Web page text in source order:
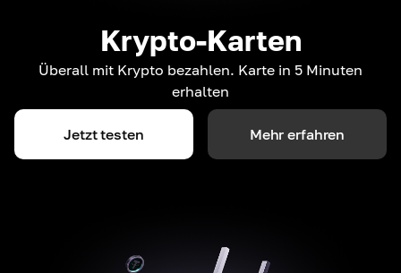
Krypto-Karten
Überall mit Krypto bezahlen. Karte in 5 Minuten
erhalten
Jetzt testen Mehr erfahren